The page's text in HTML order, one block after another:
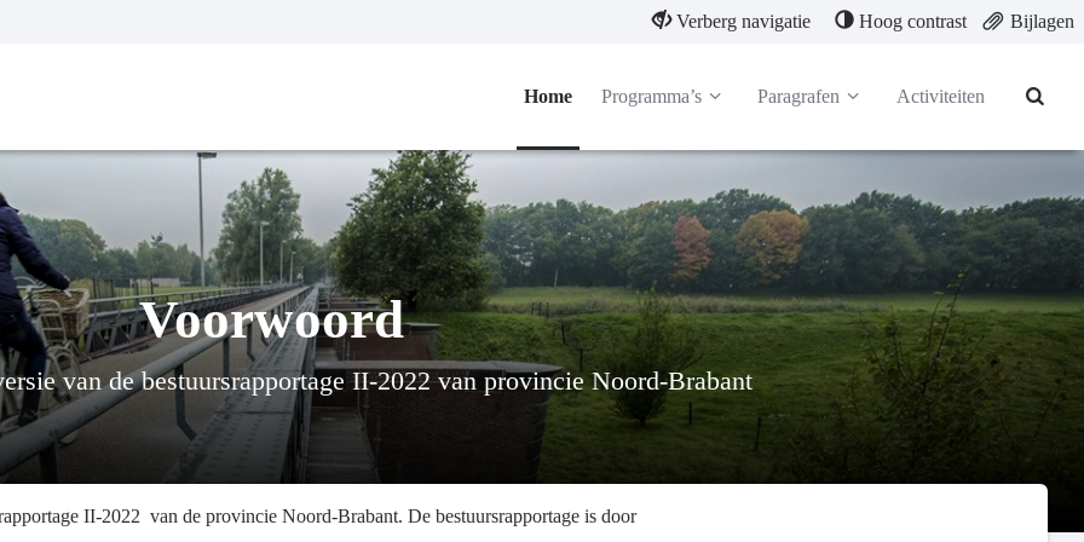
Verberg navigatie Hoog contrast Bijlagen
Home Programma’s Paragrafen Activiteiten
Voorwoord
van de bestuursrapportage II-2022 van provincie Noord-Brabant
II-2022 van de provincie Noord-Brabant. De bestuursrapportage is door